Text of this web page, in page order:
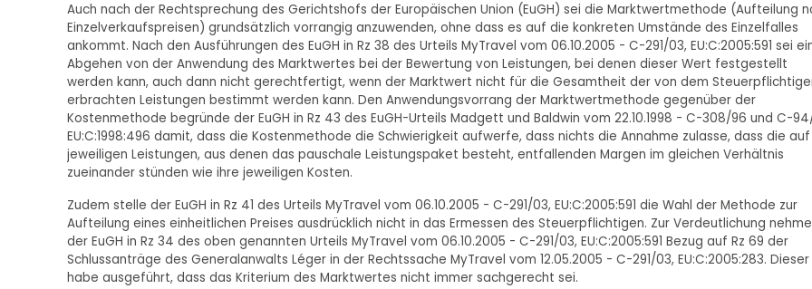
Auch nach der Rechtsprechung des Gerichtshofs der Europäischen Union (EuGH) sei die Marktwertmethode (Aufteilung
Einzelverkaufspreisen) grundsätzlich vorrangig anzuwenden, ohne dass es auf die konkreten Umstände des Einzelfalles
ankommt. Nach den Ausführungen des EuGH in Rz 38 des Urteils MyTravel vom 06.10.2005 - C-291/03, EU:C:2005:591 sei
Abgehen von der Anwendung des Marktwertes bei der Bewertung von Leistungen, bei denen dieser Wert festgestellt
werden kann, auch dann nicht gerechtfertigt, wenn der Marktwert nicht für die Gesamtheit der von dem
erbrachten Leistungen bestimmt werden kann. Den Anwendungsvorrang der Marktwertmethode gegenüber der
Kostenmethode begründe der EuGH in Rz 43 des EuGH-Urteils Madgett und Baldwin vom 22.10.1998 - C-308/96 und C-
EU:C:1998:496 damit, dass die Kostenmethode die Schwierigkeit aufwerfe, dass nichts die Annahme zulasse, dass die
jeweiligen Leistungen, aus denen das pauschale Leistungspaket besteht, entfallenden Margen im gleichen Verhältnis
zueinander stünden wie ihre jeweiligen Kosten.
Zudem stelle der EuGH in Rz 41 des Urteils MyTravel vom 06.10.2005 - C-291/03, EU:C:2005:591 die Wahl der Methode zur
Aufteilung eines einheitlichen Preises ausdrücklich nicht in das Ermessen des Steuerpflichtigen. Zur Verdeutlichung nehme
der EuGH in Rz 34 des oben genannten Urteils MyTravel vom 06.10.2005 - C-291/03, EU:C:2005:591 Bezug auf Rz 69 der
Schlussanträge des Generalanwalts Léger in der Rechtssache MyTravel vom 12.05.2005 - C-291/03, EU:C:2005:283. Dieser
habe ausgeführt, dass das Kriterium des Marktwertes nicht immer sachgerecht sei.